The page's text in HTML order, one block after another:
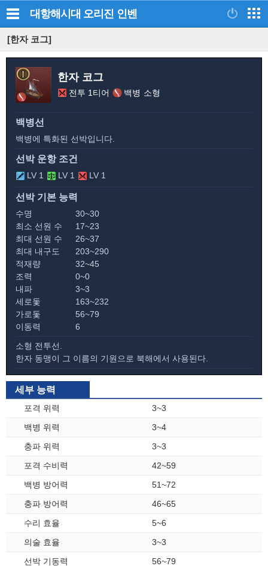
대항해시대 오리진 인벤
[한자 코그]
한자 코그
전투 1티어 백병 소형
백병선
백병에 특화된 선박입니다.
선박 운항 조건
LV 1 LV 1 LV 1
선박 기본 능력
수명
30~30
최소 선원 수
17~23
최대 선원 수
26~37
최대 내구도
203~290
적재량
32~45
조력
0~0
내파
3~3
세로돛
163~232
가로돛
56~79
이동력
6
소형 전투선.
한자 동맹이 그 이름의 기원으로 북해에서 사용된다.
세부 능력
포격 위력
3~3
백병 위력
3~4
충파 위력
3~3
포격 수비력
42~59
백병 방어력
51~72
충파 방어력
46~65
수리 효율
5~6
의술 효율
3~3
선박 기동력
56~79